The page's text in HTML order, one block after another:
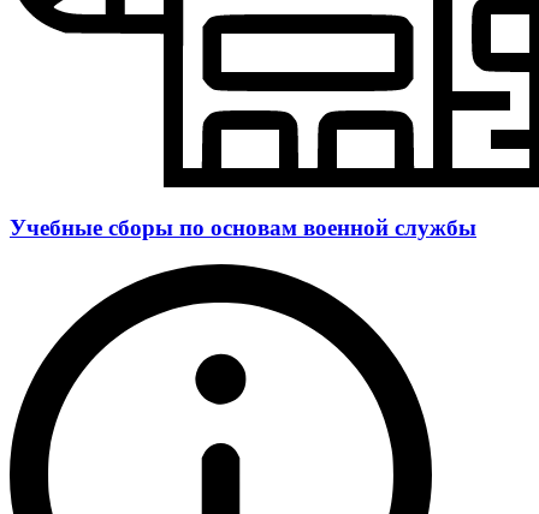
Учебные сборы по основам военной службы